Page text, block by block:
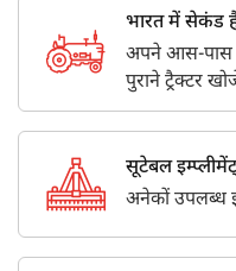
भारत में सेकंड
अपने आस-पास
पुराने ट्रैक्टर
सूटेबल
अनेकों उपलब्ध